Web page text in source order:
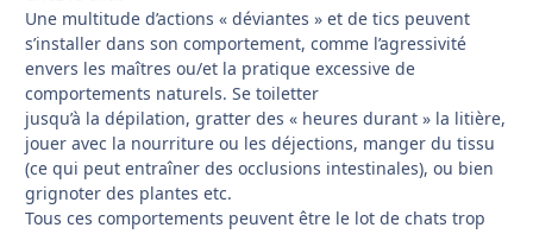
Une multitude d’actions « déviantes » et de tics peuvent
s’installer dans son comportement, comme l’agressivité
envers les maîtres ou/et la pratique excessive de
comportements naturels. Se toiletter
jusqu’à la dépilation, gratter des « heures durant » la litière,
jouer avec la nourriture ou les déjections, manger du tissu
(ce qui peut entraîner des occlusions intestinales), ou bien
grignoter des plantes etc.
Tous ces comportements peuvent être le lot de chats trop